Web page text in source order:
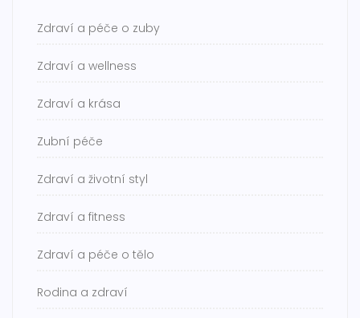
Zdraví a péče o zuby
Zdraví a wellness
Zdraví a krása
Zubní péče
Zdraví a životní styl
Zdraví a fitness
Zdraví a péče o tělo
Rodina a zdraví